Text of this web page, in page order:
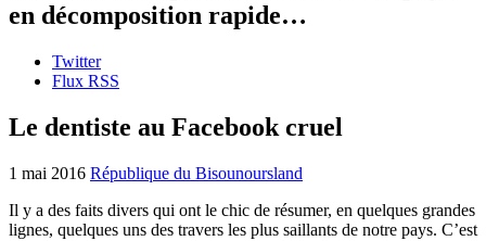
en décomposition rapide…
Twitter
Flux RSS
Le dentiste au Facebook cruel
1 mai 2016 République du Bisounoursland
Il y a des faits divers qui ont le chic de résumer, en quelques grandes
lignes, quelques uns des travers les plus saillants de notre pays. C’est